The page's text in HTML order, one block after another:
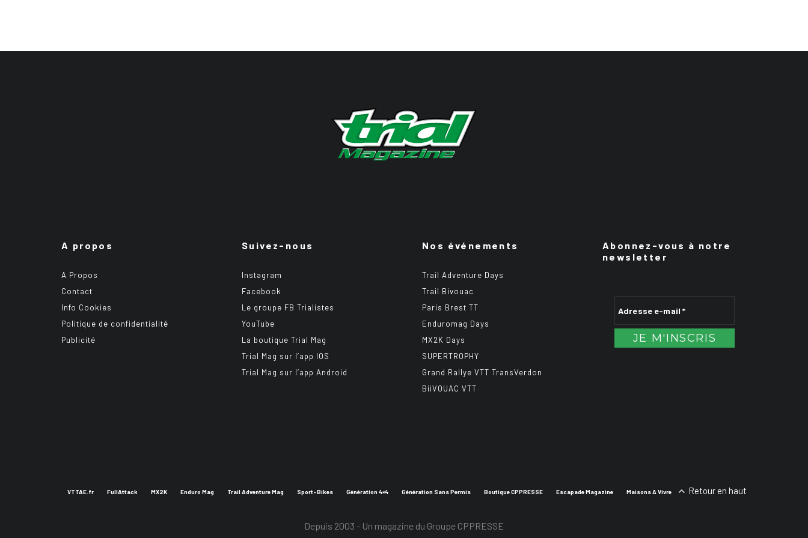
A propos
A Propos
Contact
Info Cookies
Politique de confidentialité
Publicité
Suivez-nous
Instagram
Facebook
Le groupe FB Trialistes
YouTube
La boutique Trial Mag
Trial Mag sur l’app IOS
Trial Mag sur l’app Android
Nos événements
Trail Adventure Days
Trail Bivouac
Paris Brest TT
Enduromag Days
MX2K Days
SUPERTROPHY
Grand Rallye VTT TransVerdon
BiiVOUAC VTT
Abonnez-vous à notre
newsletter
VTTAE.fr FullAttack MX2K Enduro Mag Trail Adventure Mag Sport-Bikes Génération 4×4 Génération Sans Permis Boutique CPPRESSE Escapade Magazine Maisons A Vivre Retour en haut
Depuis 2003 - Un magazine du Groupe CPPRESSE